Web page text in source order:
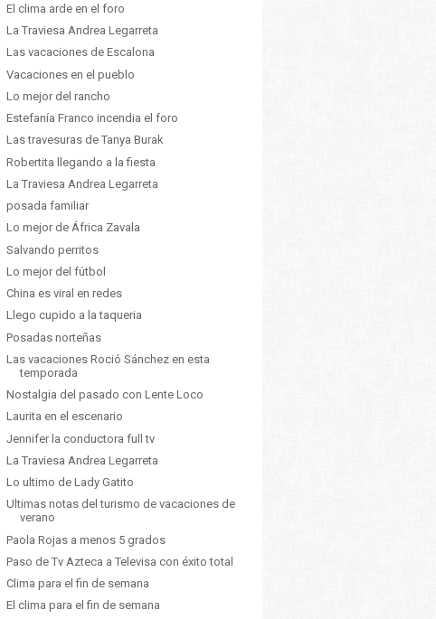
El clima arde en el foro
La Traviesa Andrea Legarreta
Las vacaciones de Escalona
Vacaciones en el pueblo
Lo mejor del rancho
Estefanía Franco incendia el foro
Las travesuras de Tanya Burak
Robertita llegando a la fiesta
La Traviesa Andrea Legarreta
posada familiar
Lo mejor de África Zavala
Salvando perritos
Lo mejor del fútbol
China es viral en redes
Llego cupido a la taqueria
Posadas norteñas
Las vacaciones Roció Sánchez en esta
temporada
Nostalgia del pasado con Lente Loco
Laurita en el escenario
Jennifer la conductora full tv
La Traviesa Andrea Legarreta
Lo ultimo de Lady Gatito
Ultimas notas del turismo de vacaciones de
verano
Paola Rojas a menos 5 grados
Paso de Tv Azteca a Televisa con éxito total
Clima para el fin de semana
El clima para el fin de semana